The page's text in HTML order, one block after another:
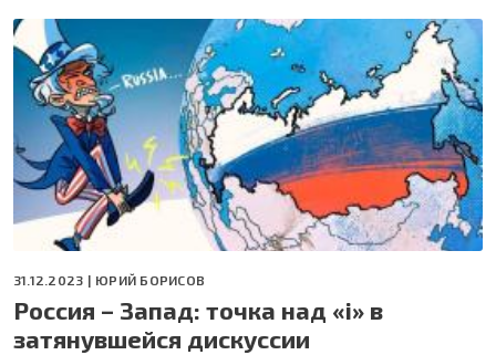
31.12.2023 | ЮРИЙ БОРИСОВ
Россия – Запад: точка над «i» в
затянувшейся дискуссии